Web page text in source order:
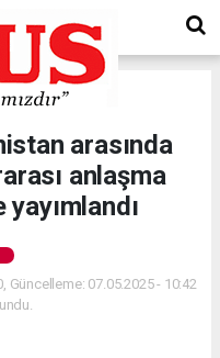
arasında
anlaşma
Güncelleme: 07.05.2025 - 10:42